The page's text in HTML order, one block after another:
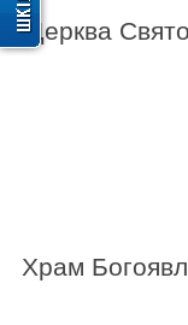
Церква
Храм